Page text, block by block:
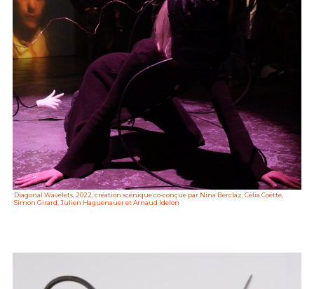
Diagonal Wavelets, 2022, création scénique co-conçue par Nina Berclaz, Célia Coëtte,
Simon Girard, Julien Haguenauer et Arnaud Idelon